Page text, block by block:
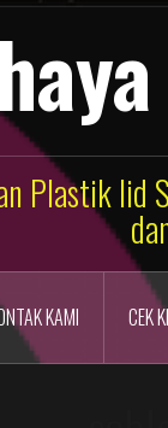
Plastik lid
KAMI CEK